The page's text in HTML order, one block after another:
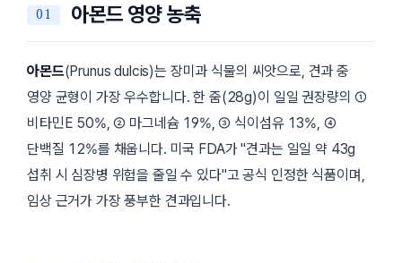
아몬드 영양 농축
아몬드(Prunus dulcis)는 장미과 식물의 씨앗으로, 견과 중
영양 균형이 가장 우수합니다. 한 줌(28g)이 일일 권장량의 ①
비타민E 50%, ② 마그네슘 19%, ③ 식이섬유 13%, ④
단백질 12%를 채웁니다. 미국 FDA가 견과는 일일 약 43g
섭취 시 심장병 위험을 줄일 수 있다 고 공식 인정한 식품이며,
임상 근거가 가장 풍부한 견과입니다.